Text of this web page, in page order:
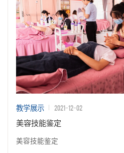
教学展示 2021-12-02
美容技能鉴定
美容技能鉴定